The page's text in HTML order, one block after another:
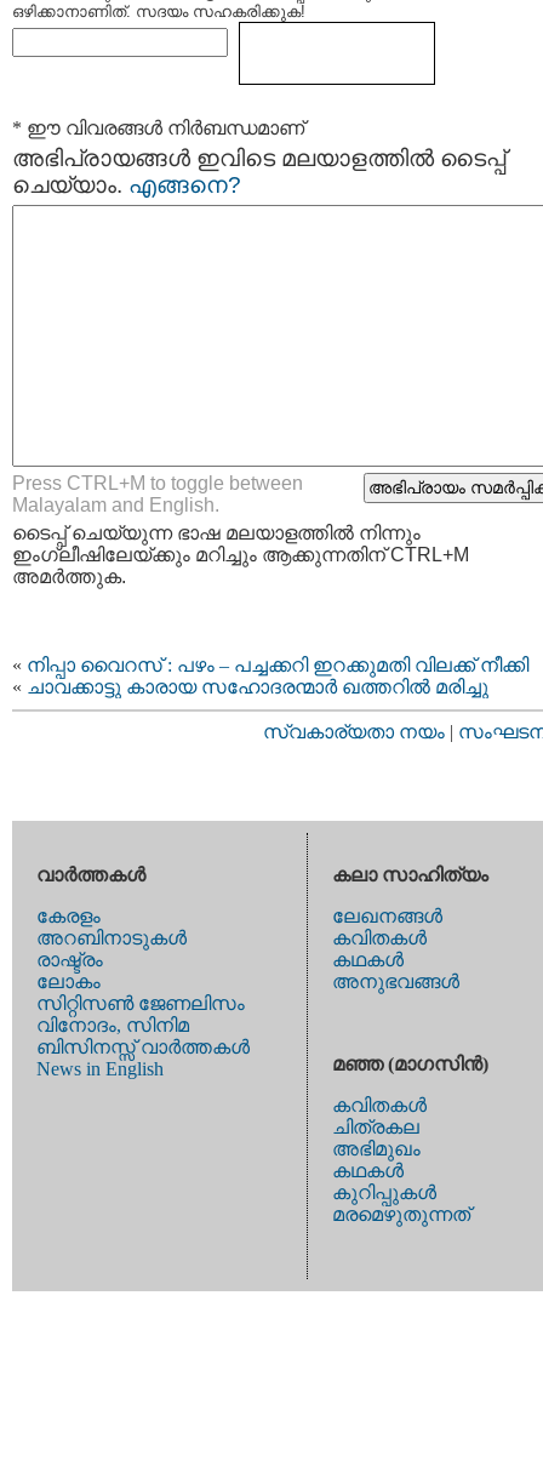
ഒഴിക്കാനാണിത്. സദയം സഹകരിക്കുക!
* ഈ വിവരങ്ങള്‍ നിര്‍ബന്ധമാണ്
അഭിപ്രായങ്ങള്‍ ഇവിടെ മലയാളത്തില്‍ ടൈപ്പ്
ചെയ്യാം. എങ്ങനെ?
Press CTRL+M to toggle between
Malayalam and English.
ടൈപ്പ്‌ ചെയ്യുന്ന ഭാഷ മലയാളത്തില്‍ നിന്നും
ഇംഗ്ലീഷിലേയ്ക്കും മറിച്ചും ആക്കുന്നതിന് CTRL+M
അമര്‍ത്തുക.
« നിപ്പാ വൈറസ് : പഴം – പച്ചക്കറി ഇറക്കുമതി വിലക്ക്​ നീക്കി
« ചാവക്കാട്ടു കാരായ സഹോദരന്മാർ ഖത്തറിൽ മരിച്ചു
സ്വകാര്യതാ നയം |
വാര്‍ത്തകള്‍
കേരളം
അറബിനാടുകള്‍
രാഷ്ട്രം
ലോകം
സിറ്റിസണ്‍ ജേണലിസം
വിനോദം, സിനിമ
ബിസിനസ്സ് വാര്‍ത്തകള്‍
News in English
കലാ സാഹിത്യം
ലേഖനങ്ങള്‍
കവിതകള്‍
കഥകള്‍
അനുഭവങ്ങള്‍
മഞ്ഞ (മാഗസിന്‍)
കവിതകള്‍
ചിത്രകല
അഭിമുഖം
കഥകള്‍
കുറിപ്പുകള്‍
മരമെഴുതുന്നത്